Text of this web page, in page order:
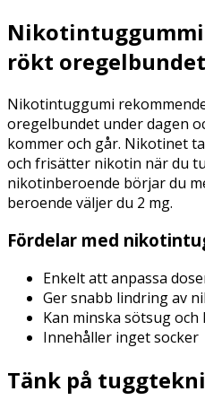
rökt oregelbundet
Nikotintuggumi
oregelbundet under dagen
kommer och går. Nikotinet
och frisätter nikotin när du
nikotinberoende börjar du
beroende väljer du 2 mg.
Fördelar med
Enkelt att anpassa
Ger snabb lindring av
Kan minska sötsug
Innehåller inget socker
Tänk på